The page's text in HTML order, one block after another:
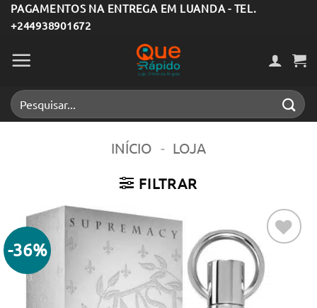
Skip
to
content
PAGAMENTOS NA ENTREGA EM LUANDA - TEL.
+244938901672
Pesquisar
por:
INÍCIO - LOJA
FILTRAR
-36%
Adicionar
aos meus
desejos